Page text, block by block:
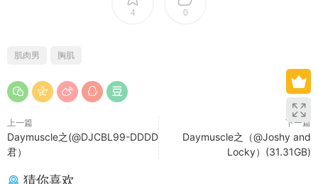
4 0
肌肉男 胸肌
上一篇
Daymuscle之(@DJCBL99-DDDD
君）
下一篇
Daymuscle之（@Joshy and
Locky）(31.31GB)
猜你喜欢